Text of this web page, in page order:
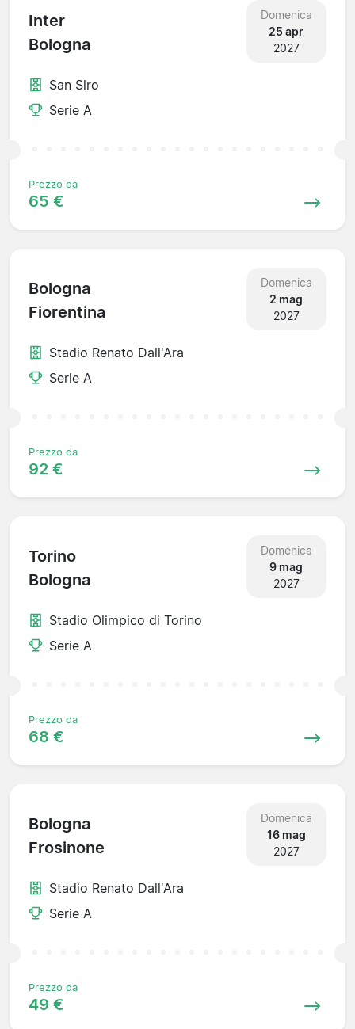
Inter
Bologna
Domenica
25 apr
2027
San Siro
Serie A
Prezzo da
65 €
Bologna
Fiorentina
Domenica
2 mag
2027
Stadio Renato Dall'Ara
Serie A
Prezzo da
92 €
Torino
Bologna
Domenica
9 mag
2027
Stadio Olimpico di Torino
Serie A
Prezzo da
68 €
Bologna
Frosinone
Domenica
16 mag
2027
Stadio Renato Dall'Ara
Serie A
Prezzo da
49 €